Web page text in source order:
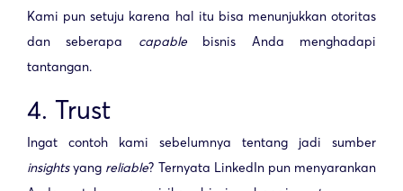
Kami pun setuju karena hal itu bisa menunjukkan otoritas
dan seberapa capablebisnis Anda menghadapi
tantangan.
4. Trust
Ingat contoh kami sebelumnya tentang jadi sumber
insightsyang reliable? Ternyata LinkedIn pun menyarankan